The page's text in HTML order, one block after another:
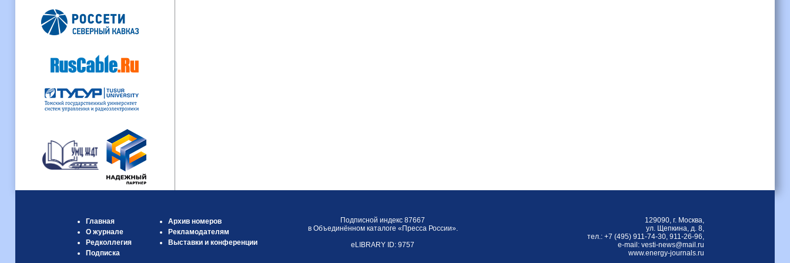
Главная
О журнале
Редколлегия
Подписка
Архив номеров
Рекламодателям
Выставки и конференции
Подписной индекс 87667
в Объединённом каталоге «Пресса России».
eLIBRARY ID: 9757
129090, г. Москва,
ул. Щепкина, д. 8,
тел.: +7 (495) 911-74-30, 911-26-96,
е-mail: vesti-news@mail.ru
www.energy-journals.ru